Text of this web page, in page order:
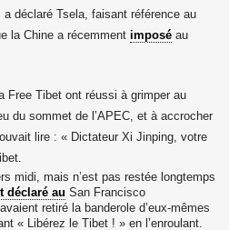
déclaré Tsela, faisant référence au
la Chine a récemment imposé au
Free Tibet ont réussi à grimper au
du sommet de l’APEC, et à accrocher
lire : « Dictateur Xi Jinping, votre
midi, mais n’est pas restée longtemps
déclaré au San Francisco
retiré la banderole d’eux-mêmes
« Libérez le Tibet ! » en l’enroulant.